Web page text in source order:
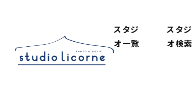
スタジ
オ一覧
スタジ
オ検索